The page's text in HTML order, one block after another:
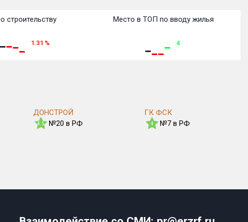
строительству
1.31 %
Место в ТОП по вводу жилья
4
ДОНСТРОЙ
4.5 №20 в РФ
ГК ФСК
4 №7 в РФ